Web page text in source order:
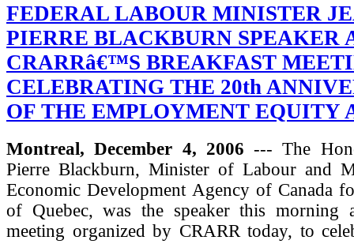
FEDERAL LABOUR MINISTER
PIERRE BLACKBURN SPEAKER
CRARRâ€™S BREAKFAST
CELEBRATING THE 20th
OF THE EMPLOYMENT EQUITY
Montreal, December 4, 2006 --- The
Pierre Blackburn, Minister of Labour and
Economic Development Agency of Canada
of Quebec, was the speaker this morning
meeting organized by CRARR today, to